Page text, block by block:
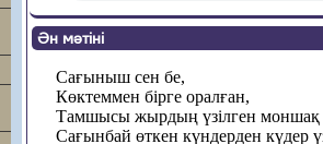
Ән мәтіні
Сағыныш сен бе,
Көктеммен бірге оралған,
Тамшысы жырдың үзілген моншақ
Сағынбай өткен күндерден күдер